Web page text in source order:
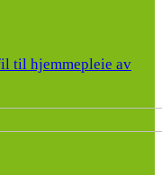
til hjemmepleie av